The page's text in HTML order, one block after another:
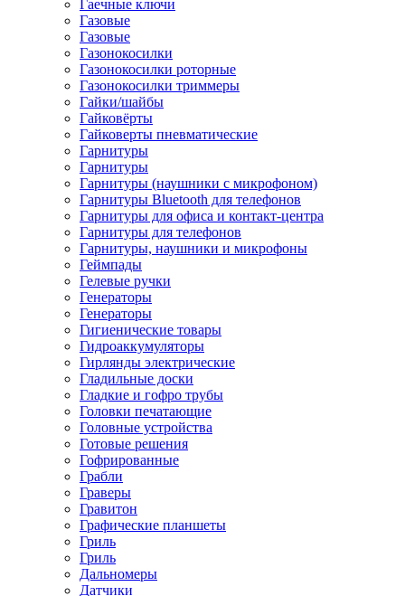
Гаечные ключи
Газовые
Газовые
Газонокосилки
Газонокосилки роторные
Газонокосилки триммеры
Гайки/шайбы
Гайковёрты
Гайковерты пневматические
Гарнитуры
Гарнитуры
Гарнитуры (наушники с микрофоном)
Гарнитуры Bluetooth для телефонов
Гарнитуры для офиса и контакт-центра
Гарнитуры для телефонов
Гарнитуры, наушники и микрофоны
Геймпады
Гелевые ручки
Генераторы
Генераторы
Гигиенические товары
Гидроаккумуляторы
Гирлянды электрические
Гладильные доски
Гладкие и гофро трубы
Головки печатающие
Головные устройства
Готовые решения
Гофрированные
Грабли
Граверы
Гравитон
Графические планшеты
Гриль
Гриль
Дальномеры
Датчики